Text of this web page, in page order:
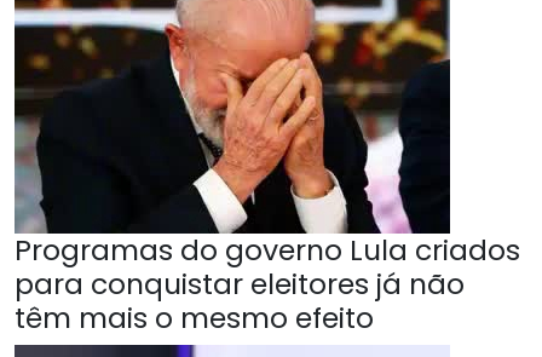
Programas do governo Lula criados
para conquistar eleitores já não
têm mais o mesmo efeito